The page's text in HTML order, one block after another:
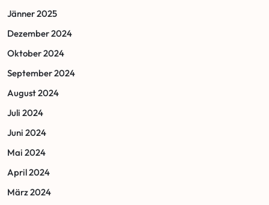
Jänner 2025
Dezember 2024
Oktober 2024
September 2024
August 2024
Juli 2024
Juni 2024
Mai 2024
April 2024
März 2024